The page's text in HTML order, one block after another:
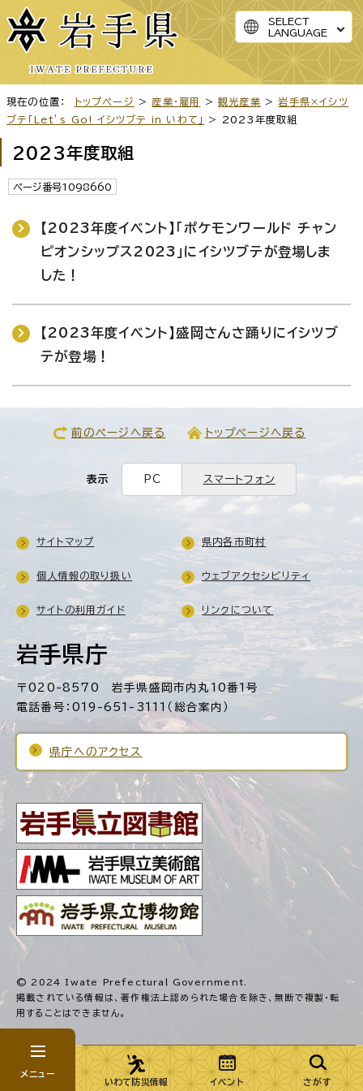
SELECT
LANGUAGE
現在の位置： トップページ > 産業・雇用 >観光産業 >岩手県×イシツ
ブテ「Let’s Go! イシツブテ in いわて」
> 2023年度取組
2023年度取組
ページ番号1098660
【2023年度イベント】「ポケモンワールド チャン
ピオンシップス2023」にイシツブテが登場しま
した！
【2023年度イベント】盛岡さんさ踊りにイシツブ
テが登場！
メニュー
いわて防災情報
イベント さがす
前のページへ戻る トップページへ戻る
表示 PC スマートフォン
岩手県庁
〒020-8570 岩手県盛岡市内丸10番1号
電話番号：019-651-3111（総合案内）
県庁へのアクセス
サイトマップ 県内各市町村
個人情報の取り扱い ウェブアクセシビリティ
サイトの利用ガイド リンクについて
© 2024 Iwate Prefectural Government.
掲載されている情報は、著作権法上認められた場合を除き、無断で複製・転
用することはできません。